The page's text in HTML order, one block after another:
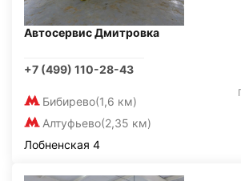
Автосервис Дмитровка
+7 (499) 110-28-43
Бибирево(1,6 км)
Алтуфьево(2,35 км)
Лобненская 4